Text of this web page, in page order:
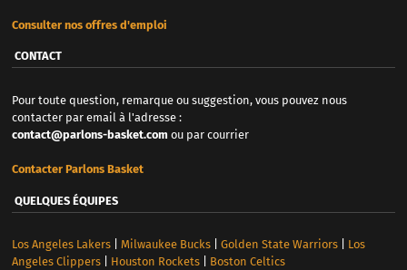
Consulter nos offres d'emploi
CONTACT
Pour toute question, remarque ou suggestion, vous pouvez nous
contacter par email à l'adresse :
contact@parlons-basket.com ou par courrier
Contacter Parlons Basket
QUELQUES ÉQUIPES
Los Angeles Lakers| Milwaukee Bucks| Golden State Warriors| Los
Angeles Clippers| Houston Rockets| Boston Celtics